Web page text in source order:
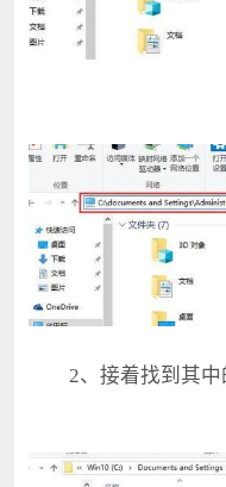
2、接着找到其中的